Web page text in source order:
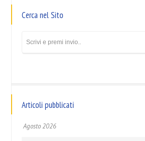
Cerca nel Sito
Articoli pubblicati
Agosto 2026